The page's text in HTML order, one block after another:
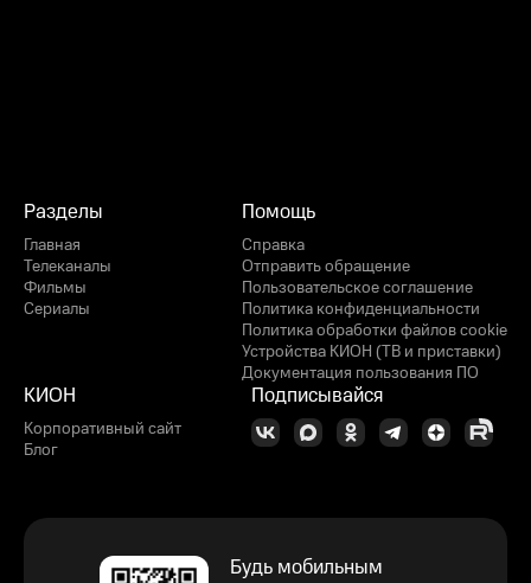
Разделы
Главная
Телеканалы
Фильмы
Сериалы
Помощь
Справка
Отправить обращение
Пользовательское соглашение
Политика конфиденциальности
Политика обработки файлов cookie
Устройства КИОН (ТВ и приставки)
Документация пользования ПО
КИОН
Корпоративный сайт
Блог
Подписывайся
Будь мобильным